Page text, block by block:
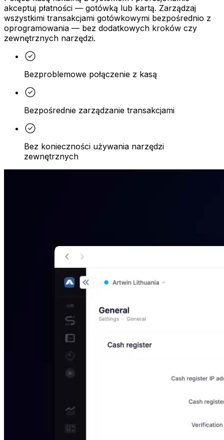
akceptuj płatności — gotówką lub kartą. Zarządzaj
wszystkimi transakcjami gotówkowymi bezpośrednio z
oprogramowania — bez dodatkowych kroków czy
zewnętrznych narzędzi.
Bezproblemowe połączenie z kasą
Bezpośrednie zarządzanie transakcjami
Bez konieczności używania narzędzi
zewnętrznych